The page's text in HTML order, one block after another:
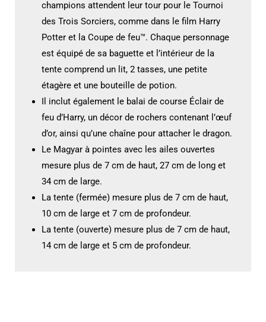
champions attendent leur tour pour le Tournoi
des Trois Sorciers, comme dans le film Harry
Potter et la Coupe de feu™. Chaque personnage
est équipé de sa baguette et l’intérieur de la
tente comprend un lit, 2 tasses, une petite
étagère et une bouteille de potion.
Il inclut également le balai de course Éclair de
feu d’Harry, un décor de rochers contenant l’œuf
d’or, ainsi qu’une chaîne pour attacher le dragon.
Le Magyar à pointes avec les ailes ouvertes
mesure plus de 7 cm de haut, 27 cm de long et
34 cm de large.
La tente (fermée) mesure plus de 7 cm de haut,
10 cm de large et 7 cm de profondeur.
La tente (ouverte) mesure plus de 7 cm de haut,
14 cm de large et 5 cm de profondeur.